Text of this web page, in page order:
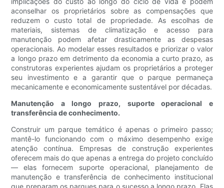
aconselhar os proprietários sobre as compensações que
reduzem o custo total de propriedade. As escolhas de
materiais, sistemas de climatização e acesso para
manutenção podem afetar drasticamente as despesas
operacionais. Ao modelar esses resultados e priorizar o valor
a longo prazo em detrimento da economia a curto prazo, as
construtoras experientes ajudam os proprietários a proteger
seu investimento e a garantir que o parque permaneça
mecanicamente e economicamente sustentável por décadas.
Manutenção a longo prazo, suporte operacional e
transferência de conhecimento.
Construir um parque temático é apenas o primeiro passo;
mantê-lo funcionando com o máximo desempenho exige
atenção contínua. Empresas de construção experientes
oferecem mais do que apenas a entrega do projeto concluído
— elas fornecem suporte operacional, planejamento de
manutenção e transferência de conhecimento institucional